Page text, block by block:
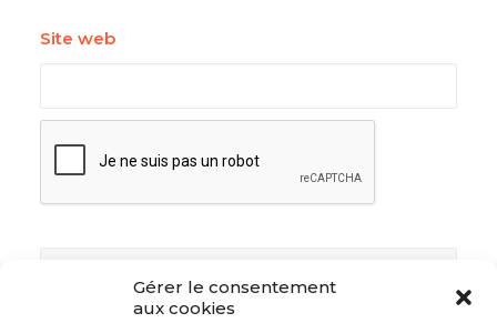
Gérer le consentement
aux cookies
Site web